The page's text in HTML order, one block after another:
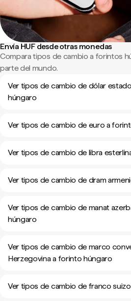
Envía HUF desde otras monedas
Compara tipos de cambio a forintos
parte del mundo.
Ver tipos de cambio de dólar
húngaro
Ver tipos de cambio de euro a
Ver tipos de cambio de libra
Ver tipos de cambio de dram
Ver tipos de cambio de manat
húngaro
Ver tipos de cambio de marco
Herzegovina a forinto húngaro
Ver tipos de cambio de franco